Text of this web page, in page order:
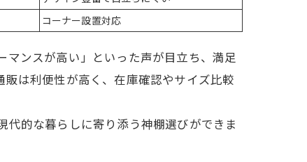
コーナー設置対応
ンスが高い」といった声が目立ち、満足
は利便性が高く、在庫確認やサイズ比較
的な暮らしに寄り添う神棚選びができま